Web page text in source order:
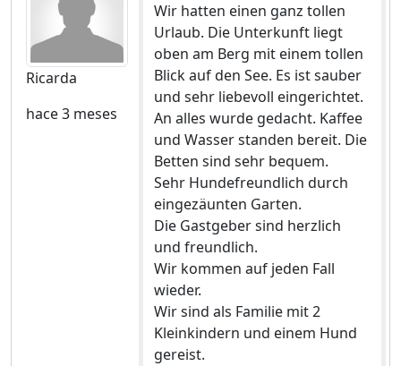
Ricarda
hace 3 meses
Wir hatten einen ganz tollen
Urlaub. Die Unterkunft liegt
oben am Berg mit einem tollen
Blick auf den See. Es ist sauber
und sehr liebevoll eingerichtet.
An alles wurde gedacht. Kaffee
und Wasser standen bereit. Die
Betten sind sehr bequem.
Sehr Hundefreundlich durch
eingezäunten Garten.
Die Gastgeber sind herzlich
und freundlich.
Wir kommen auf jeden Fall
wieder.
Wir sind als Familie mit 2
Kleinkindern und einem Hund
gereist.